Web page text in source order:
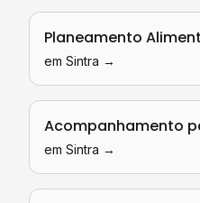
Planeamento
em Sintra →
Acompanhamento
em Sintra →